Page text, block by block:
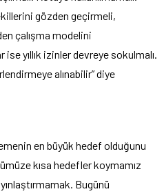
gözden geçirmeli,
çalışma modelini
yıllık izinler devreye sokulmalı.
alınabilir” diye
en büyük hedef olduğunu
kısa hedefler koymamız
Bugünü